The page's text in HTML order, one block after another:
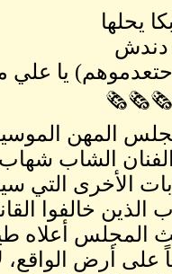
يحلها
دندش
يا علي
المهن
الشاب شهاب
الأخرى التي
الذين خالفوا
المجلس أعلاه
على أرض الواقع،